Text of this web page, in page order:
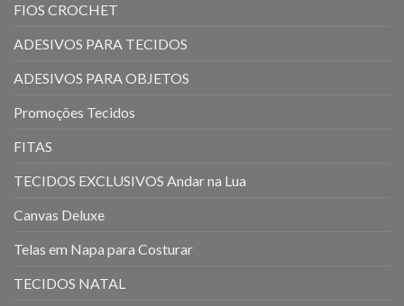
FIOS CROCHET
ADESIVOS PARA TECIDOS
ADESIVOS PARA OBJETOS
Promoções Tecidos
FITAS
TECIDOS EXCLUSIVOS Andar na Lua
Canvas Deluxe
Telas em Napa para Costurar
TECIDOS NATAL